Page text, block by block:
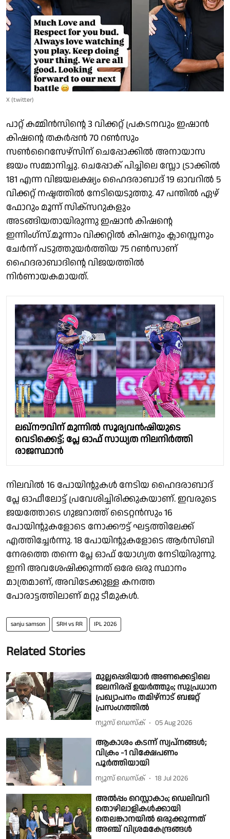
X (twitter)
പാറ്റ് കമ്മിൻസിന്റെ 3 വിക്കറ്റ് പ്രകടനവും ഇഷാൻ
കിഷന്റെ തകർപ്പൻ 70 റൺസും
സൺറൈസേഴ്സിന് ചെപ്പോക്കിൽ അനായാസ
ജയം സമ്മാനിച്ചു. ചെപ്പോക് പിച്ചിലെ സ്ലോ ട്രാക്കിൽ
181 എന്ന വിജയലക്ഷ്യം ഹൈദരാബാദ് 19 ഓവറിൽ 5
വിക്കറ്റ് നഷ്ടത്തിൽ നേടിയെടുത്തു. 47 പന്തിൽ ഏഴ്
ഫോറും മൂന്ന് സിക്സറുകളും
അടങ്ങിയതായിരുന്നു ഇഷാൻ കിഷന്റെ
ഇന്നിംഗ്സ്.മൂന്നാം വിക്കറ്റിൽ കിഷനും ക്ലാസ്സെനും
ചേർന്ന് പടുത്തുയർത്തിയ 75 റൺസാണ്
ഹൈദരാബാദിന്റെ വിജയത്തിൽ
നിർണായകമായത്.
ലഖ്‌നൗവിന് മുന്നില്‍ സൂര്യവന്‍ഷിയുടെ
വെടിക്കെട്ട്; പ്ലേ ഓഫ് സാധ്യത നിലനിര്‍ത്തി
രാജസ്ഥാന്‍
നിലവിൽ 16 പോയിന്റുകൾ നേടിയ ഹൈദരാബാദ്
പ്ലേ ഓഫീലോട്ട് പ്രവേശിച്ചിരിക്കുകയാണ്. ഇവരുടെ
ജയത്തോടെ ഗുജറാത്ത് ടൈറ്റൻസും 16
പോയിന്റുകളോടെ നോക്കൗട്ട് ഘട്ടത്തിലേക്ക്
എത്തിച്ചേർന്നു. 18 പോയിന്റുകളോടെ ആർസിബി
നേരത്തെ തന്നെ പ്ലേ ഓഫ് യോഗ്യത നേടിയിരുന്നു.
ഇനി അവശേഷിക്കുന്നത് ഒരേ ഒരു സ്ഥാനം
മാത്രമാണ്, അവിടേക്കുള്ള കനത്ത
പോരാട്ടത്തിലാണ് മറ്റു ടീമുകൾ.
sanju samson SRH vs RR IPL 2026
Related Stories
മുല്ലപ്പെരിയാർ അണക്കെട്ടിലെ
ജലനിരപ്പ് ഉയർത്തും; സുപ്രധാന
പ്രഖ്യാപനം തമിഴ്നാട് ബജറ്റ്
പ്രസംഗത്തിൽ
ന്യൂസ് ഡെസ്ക് 05 Aug 2026
ആകാശം കടന്ന് സ്വപ്‌നങ്ങള്‍;
വിക്രം -1 വിക്ഷേപണം
പൂർത്തിയായി
ന്യൂസ് ഡെസ്ക് 18 Jul 2026
അൽപ്പം റെസ്റ്റാകാം; ഡെലിവറി
തൊഴിലാളികൾക്കായി
തെലങ്കാനയിൽ ഒരുക്കുന്നത്
അഞ്ച് വിശ്രമകേന്ദ്രങ്ങൾ